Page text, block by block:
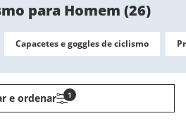
para Homem (26)
Capacetes e goggles de ciclismo
e ordenar 1